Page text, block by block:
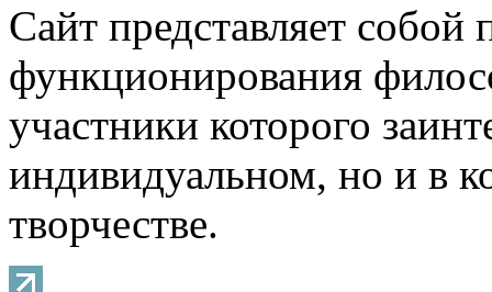
Сайт представляет собой
функционирования
участники которого
индивидуальном, но и в
творчестве.